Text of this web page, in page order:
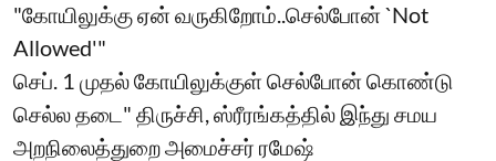
"கோயிலுக்கு ஏன் வருகிறோம்..செல்போன் `Not
Allowed'"
செப். 1 முதல் கோயிலுக்குள் செல்போன் கொண்டு
செல்ல தடை" திருச்சி, ஸ்ரீரங்கத்தில் இந்து சமய
அறநிலைத்துறை அமைச்சர் ரமேஷ்